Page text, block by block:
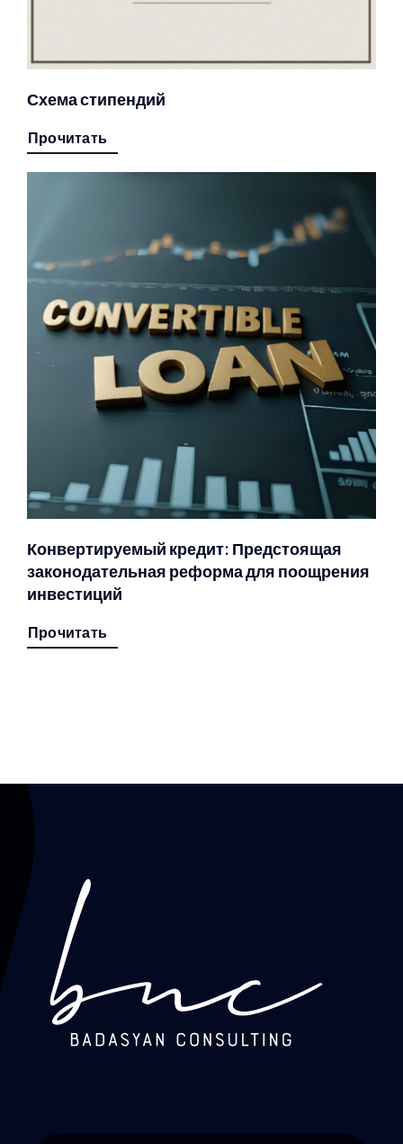
Схема стипендий
Прочитать
Конвертируемый кредит: Предстоящая
законодательная реформа для поощрения
инвестиций
Прочитать